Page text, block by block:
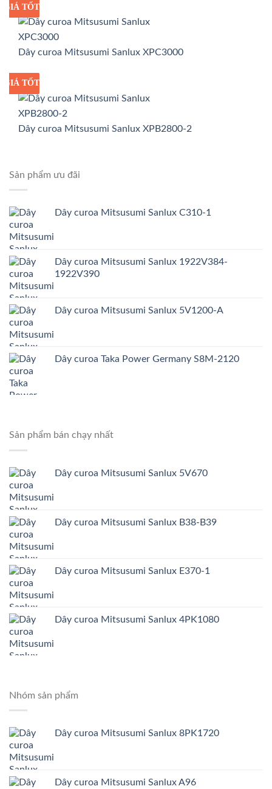
GIÁ SỈ
GIÁ TỐT
Dây curoa Mitsusumi Sanlux XPC3000
GIÁ SỈ
GIÁ TỐT
Dây curoa Mitsusumi Sanlux XPB2800-2
Sản phẩm ưu đãi
Dây curoa Mitsusumi Sanlux C310-1
Dây curoa Mitsusumi Sanlux 1922V384-
1922V390
Dây curoa Mitsusumi Sanlux 5V1200-A
Dây curoa Taka Power Germany S8M-2120
Sản phẩm bán chạy nhất
Dây curoa Mitsusumi Sanlux 5V670
Dây curoa Mitsusumi Sanlux B38-B39
Dây curoa Mitsusumi Sanlux E370-1
Dây curoa Mitsusumi Sanlux 4PK1080
Nhóm sản phẩm
Dây curoa Mitsusumi Sanlux 8PK1720
Dây curoa Mitsusumi Sanlux A96